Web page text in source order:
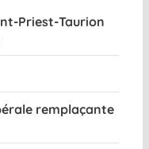
Priest-Taurion
remplaçante